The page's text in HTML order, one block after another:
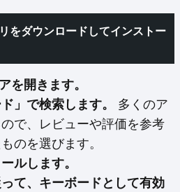
をダウンロードしてインストー
を開きます。
」で検索します。
多くのア
で、レビューや評価を参考
のを選びます。
ルします。
て、キーボードとして有効